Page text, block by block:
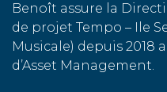
Benoît assure la
de projet Tempo – Ile
Musicale) depuis 2018
d’Asset Management.